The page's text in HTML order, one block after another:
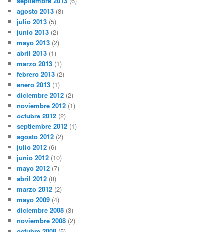
agosto 2013 (8)
julio 2013 (5)
junio 2013 (2)
mayo 2013 (2)
abril 2013 (1)
marzo 2013 (1)
febrero 2013 (2)
enero 2013 (1)
diciembre 2012 (2)
noviembre 2012 (1)
octubre 2012 (2)
septiembre 2012 (1)
agosto 2012 (2)
julio 2012 (6)
junio 2012 (10)
mayo 2012 (7)
abril 2012 (8)
marzo 2012 (2)
mayo 2009 (4)
diciembre 2008 (3)
noviembre 2008 (2)